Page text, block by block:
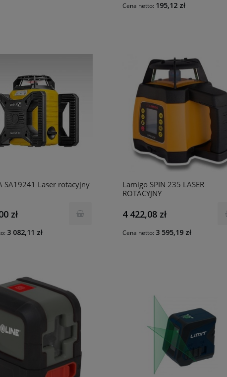
Cena netto: 195,12 zł
SA19241 Laser rotacyjny
zł
3 082,11 zł
Lamigo SPIN 235 LASER
ROTACYJNY
4 422,08 zł
Cena netto: 3 595,19 zł